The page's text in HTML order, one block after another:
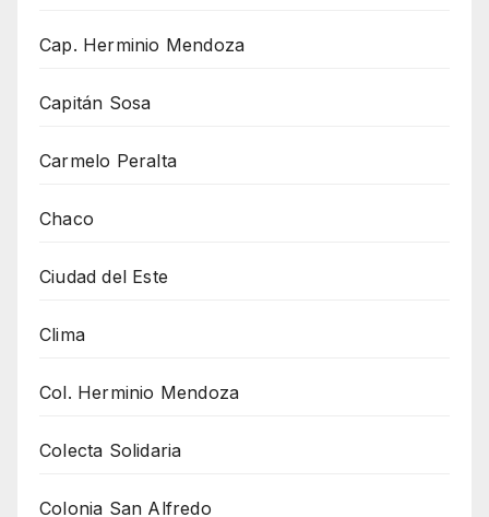
Cap. Herminio Mendoza
Capitán Sosa
Carmelo Peralta
Chaco
Ciudad del Este
Clima
Col. Herminio Mendoza
Colecta Solidaria
Colonia San Alfredo